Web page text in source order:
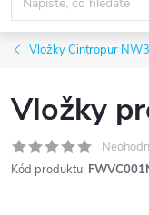
Vložky Cintropur
Vložky
Kód produktu: